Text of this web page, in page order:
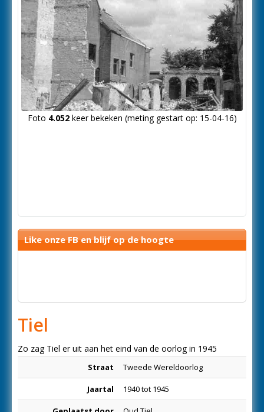
Foto 4.052keer bekeken (meting gestart op: 15-04-16)
Like onze FB en blijf op de hoogte
Tiel
Zo zag Tiel er uit aan het eind van de oorlog in 1945
Straat Tweede Wereldoorlog
Jaartal 1940 tot 1945